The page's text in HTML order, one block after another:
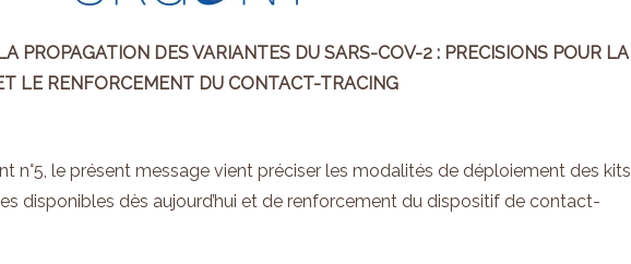
PROPAGATION DES VARIANTES DU SARS-COV-2 : PRECISIONS POUR LA
LE RENFORCEMENT DU CONTACT-TRACING
n°5, le présent message vient préciser les modalités de déploiement des kits
disponibles dès aujourd’hui et de renforcement du dispositif de contact-